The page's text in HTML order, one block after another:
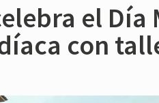
el Día
con